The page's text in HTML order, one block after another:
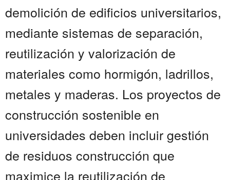
demolición de edificios universitarios,
mediante sistemas de separación,
reutilización y valorización de
materiales como hormigón, ladrillos,
metales y maderas. Los proyectos de
construcción sostenible en
universidades deben incluir gestión
de residuos construcción que
maximice la reutilización de